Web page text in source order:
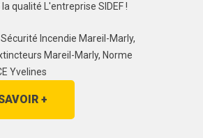
qualité L'entreprise SIDEF !
Incendie Mareil-Marly,
Mareil-Marly, Norme
Yvelines
+